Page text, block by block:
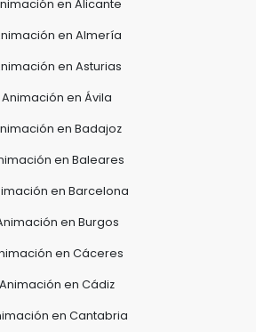
en Alicante
en Almería
en Asturias
Animación en Ávila
en Badajoz
en Baleares
en Barcelona
en Burgos
en Cáceres
Animación en Cádiz
en Cantabria